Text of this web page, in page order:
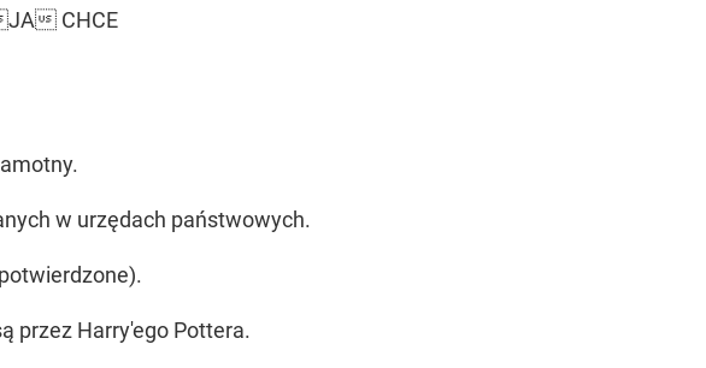
JA CHCE
w urzędach państwowych.
przez Harry'ego Pottera.